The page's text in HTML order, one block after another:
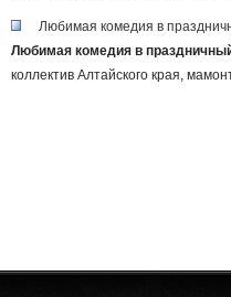
Любимая комедия в
Любимая комедия в
коллектив Алтайского края,